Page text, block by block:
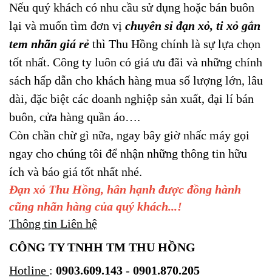
Nếu quý khách có nhu cầu sử dụng hoặc bán buôn
lại và muốn tìm đơn vị chuyên sỉ đạn xỏ, ti xỏ gắn
tem nhãn giá rẻ thì Thu Hồng chính là sự lựa chọn
tốt nhất. Công ty luôn có giá ưu đãi và những chính
sách hấp dẫn cho khách hàng mua số lượng lớn, lâu
dài, đặc biệt các doanh nghiệp sản xuất, đại lí bán
buôn, cửa hàng quần áo….
Còn chần chừ gì nữa, ngay bây giờ nhấc máy gọi
ngay cho chúng tôi để nhận những thông tin hữu
ích và báo giá tốt nhất nhé.
Đạn xỏ Thu Hồng, hân hạnh được đồng hành
cũng nhãn hàng của quý khách...!
Thông tin Liên hệ
CÔNG TY TNHH TM THU HỒNG
Hotline : 0903.609.143 - 0901.870.205